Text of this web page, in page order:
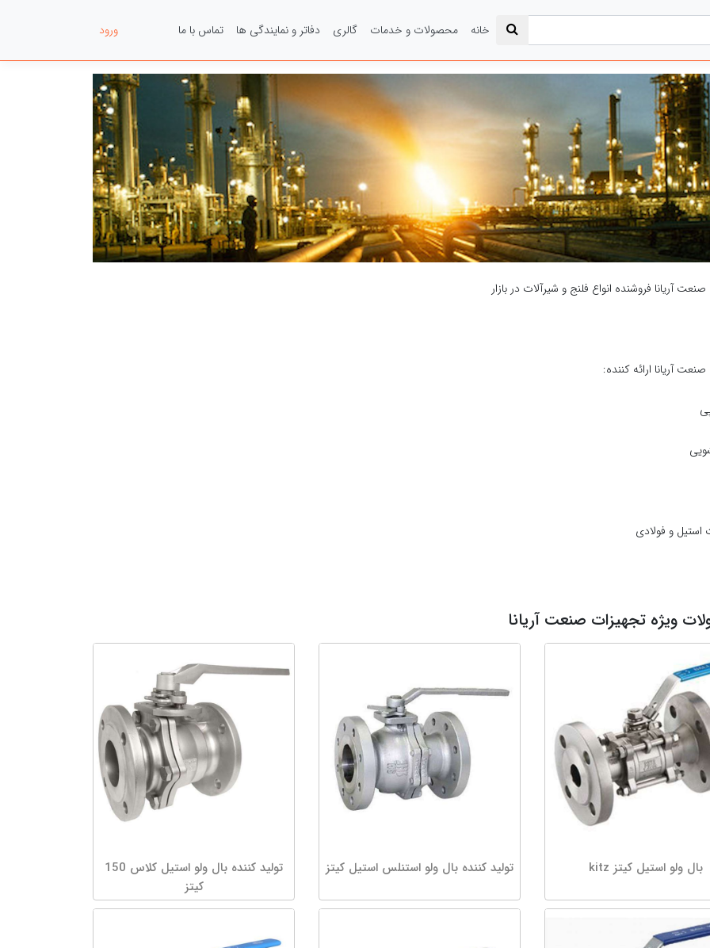
ورود خانه محصولات و خدمات گالری دفاتر و نمایندگی ها تماس با ما
آریانا فروشنده انواع فلنج و شیرآلات در بازار
آریانا ارائه کننده:
استیل و فولادی
ویژه تجهیزات صنعت آریانا
بال ولو استیل کیتز kitz تولید کننده بال ولو استنلس استیل کیتز
تولید کننده بال ولو استیل کلاس 150
کیتز